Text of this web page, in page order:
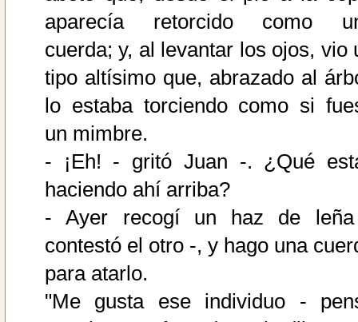
aparecía retorcido como
cuerda; y, al levantar los ojos, vio
tipo altísimo que, abrazado al
lo estaba torciendo como si
un mimbre.
- ¡Eh! - gritó Juan -. ¿Qué
haciendo ahí arriba?
- Ayer recogí un haz de
contestó el otro -, y hago una
para atarlo.
"Me gusta ese individuo -